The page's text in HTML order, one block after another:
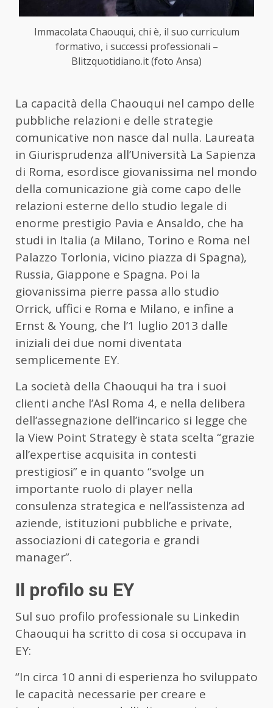
Immacolata Chaouqui, chi è, il suo curriculum
formativo, i successi professionali –
Blitzquotidiano.it (foto Ansa)
La capacità della Chaouqui nel campo delle
pubbliche relazioni e delle strategie
comunicative non nasce dal nulla. Laureata
in Giurisprudenza all’Università La Sapienza
di Roma, esordisce giovanissima nel mondo
della comunicazione già come capo delle
relazioni esterne dello studio legale di
enorme prestigio Pavia e Ansaldo, che ha
studi in Italia (a Milano, Torino e Roma nel
Palazzo Torlonia, vicino piazza di Spagna),
Russia, Giappone e Spagna. Poi la
giovanissima pierre passa allo studio
Orrick, uffici e Roma e Milano, e infine a
Ernst & Young, che l’1 luglio 2013 dalle
iniziali dei due nomi diventata
semplicemente EY.
La società della Chaouqui ha tra i suoi
clienti anche l’Asl Roma 4, e nella delibera
dell’assegnazione dell’incarico si legge che
la View Point Strategy è stata scelta “grazie
all’expertise acquisita in contesti
prestigiosi” e in quanto “svolge un
importante ruolo di player nella
consulenza strategica e nell’assistenza ad
aziende, istituzioni pubbliche e private,
associazioni di categoria e grandi
manager”.
Il profilo su EY
Sul suo profilo professionale su Linkedin
Chaouqui ha scritto di cosa si occupava in
EY:
“In circa 10 anni di esperienza ho sviluppato
le capacità necessarie per creare e